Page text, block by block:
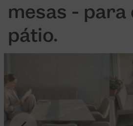
mesas - para
pátio.